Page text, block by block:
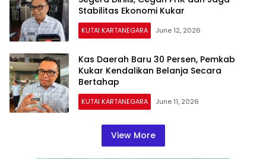
Stabilitas Ekonomi Kukar
KUTAI KARTANEGARA June 12, 2026
Kas Daerah Baru 30 Persen, Pemkab
Kukar Kendalikan Belanja Secara
Bertahap
KUTAI KARTANEGARA June 11, 2026
View More